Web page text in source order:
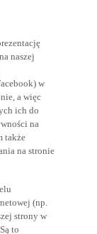
naszej
w
a więc
ich do
na
także
na stronie
(np.
strony w
to